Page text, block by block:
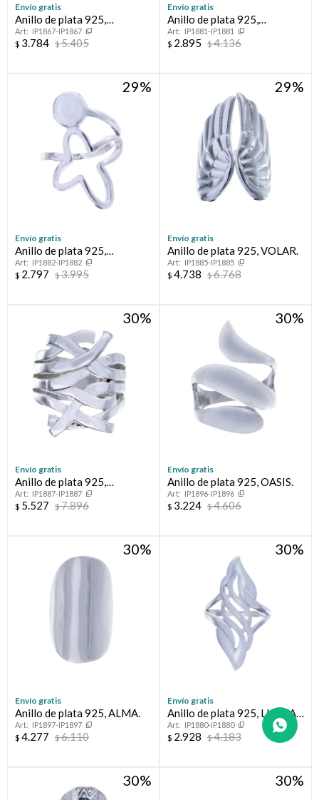
Envío gratis
Anillo de plata 925,
MARIPOSA.
IP1867-IP1867
$ 3.784 $5.405
Envío gratis
Anillo de plata 925,
CLEOPATRA.
IP1881-IP1881
$ 2.895 $4.136
29
Envío gratis
Anillo de plata 925,
ESPERANZA.
IP1882-IP1882
$ 2.797 $3.995
29
Envío gratis
Anillo de plata 925, VOLAR.
IP1885-IP1885
$ 4.738 $6.768
30
Envío gratis
Anillo de plata 925,
CAMINOS.
IP1887-IP1887
$ 5.527 $7.896
30
Envío gratis
Anillo de plata 925, OASIS.
IP1896-IP1896
$ 3.224 $4.606
30
Envío gratis
Anillo de plata 925, ALMA.
IP1897-IP1897
$ 4.277 $6.110
30
Envío gratis
Anillo de plata 925, LLAMA
DE FUEGO:
IP1880-IP1880
$ 2.928 $4.183
30 30